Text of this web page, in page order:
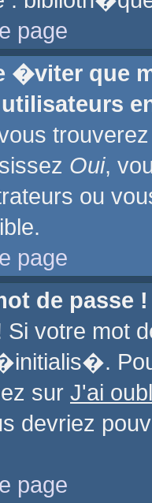
page
�viter que
Oui,
ou
page
de passe !
Si votre
sur J'ai
devriez
page